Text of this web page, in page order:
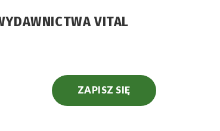
VITAL
ZAPISZ SIĘ